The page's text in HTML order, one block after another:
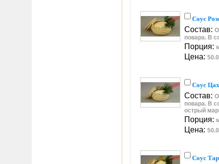
Соус
Состав:
повара. В
Порция:
Цена:
Соус
Состав:
повара. В
острый
Порция:
Цена:
Соус